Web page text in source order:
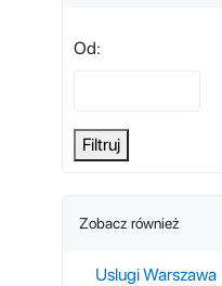
Od:
Filtruj
Zobacz również
Uslugi Warszawa